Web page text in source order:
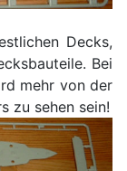
Decks,
Bei
mehr von der
zu sehen sein!